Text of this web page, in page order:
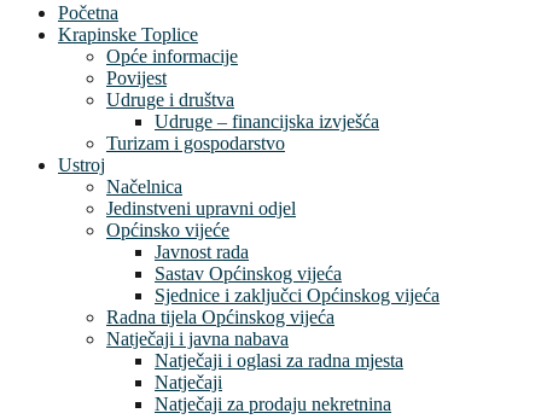
Početna
Krapinske Toplice
Opće informacije
Povijest
Udruge i društva
Udruge – financijska izvješća
Turizam i gospodarstvo
Ustroj
Načelnica
Jedinstveni upravni odjel
Općinsko vijeće
Javnost rada
Sastav Općinskog vijeća
Sjednice i zaključci Općinskog vijeća
Radna tijela Općinskog vijeća
Natječaji i javna nabava
Natječaji i oglasi za radna mjesta
Natječaji
Natječaji za prodaju nekretnina